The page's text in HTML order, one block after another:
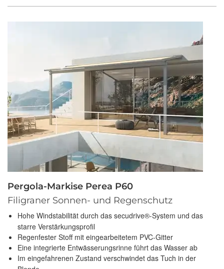
Pergola-Markise Perea P60
Filigraner Sonnen- und Regenschutz
Hohe Windstabilität durch das secudrive®-System und das
starre Verstärkungsprofil
Regenfester Stoff mit eingearbeitetem PVC-Gitter
Eine integrierte Entwässerungsrinne führt das Wasser ab
Im eingefahrenen Zustand verschwindet das Tuch in der